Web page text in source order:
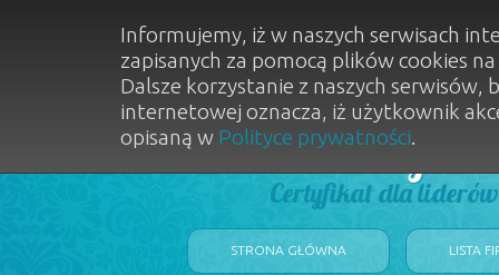
Dobry
Certyfikat dla
STRONA GŁÓWNA LISTA
Informujemy, iż w naszych serwisach
zapisanych za pomocą plików cookies
Dalsze korzystanie z naszych
internetowej oznacza, iż użytkownik
opisaną w Polityce prywatności.